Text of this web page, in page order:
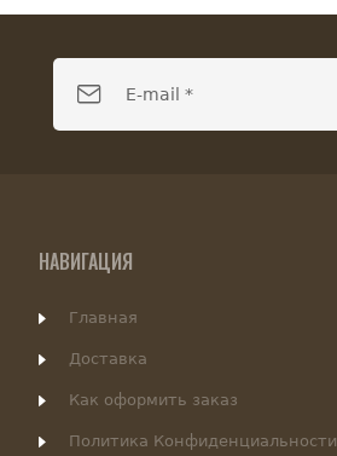
НАВИГАЦИЯ
Главная
Доставка
Как оформить заказ
Политика Конфиденциальности